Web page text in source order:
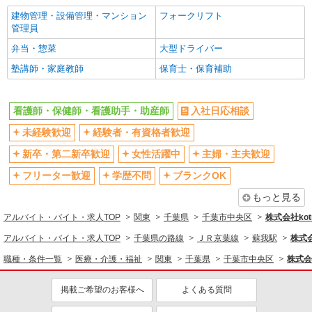
フルタイム歓迎
禁煙・分煙
駅直結・駅チカ
バイク通勤OK
自転車通勤OK
残業少なめ（月20h未満）
交通費支給
退職金・財形貯蓄制度あり
各種手当（家族・役職・インセン
ティブなど）あり
制服貸与
研修制度あり
資格取得支援制度あり
同じ職種から求人を探す
同じ特徴から求人を探す
未経験歓迎
ミドル（40代～）活躍中
建物管理・設備管理・マンション
管理員
フォークリフト
弁当・惣菜
大型ドライバー
塾講師・家庭教師
保育士・保育補助
看護師・保健師・看護助手・助産師
入社日応相談
未経験歓迎
経験者・有資格者歓迎
新卒・第二新卒歓迎
女性活躍中
主婦・主夫歓迎
フリーター歓迎
学歴不問
ブランクOK
もっと見る
アルバイト・バイト・求人TOP 関東 千葉県 千葉市中央区 株式会社
アルバイト・バイト・求人TOP 千葉県の路線 ＪＲ京葉線 蘇我駅 株式
職種・条件一覧 医療・介護・福祉 関東 千葉県 千葉市中央区 株式
掲載ご希望のお客様へ よくある質問